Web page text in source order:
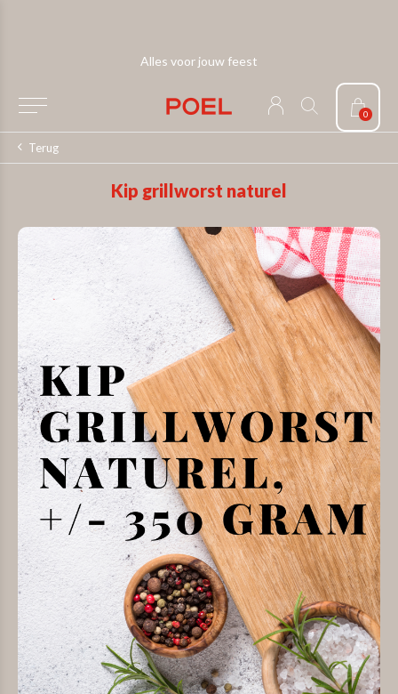
0
Alles voor jouw feest
Terug
Kip grillworst naturel